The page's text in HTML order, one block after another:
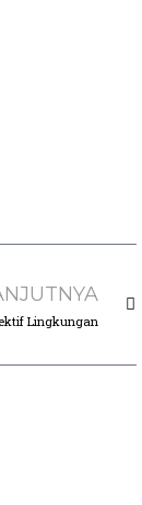
Lingkungan